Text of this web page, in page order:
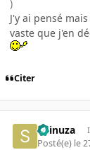
)
J'y ai pensé
vaste que j'en
Citer
Shinuza
Posté(e) le